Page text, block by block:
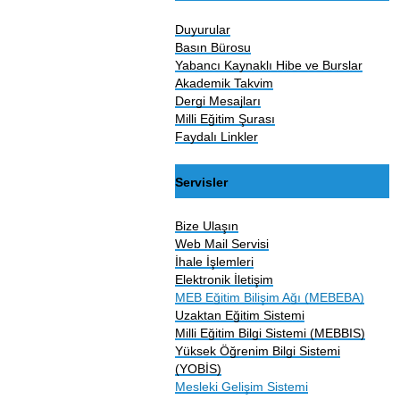
Duyurular
Basın Bürosu
Yabancı Kaynaklı Hibe ve Burslar
Akademik Takvim
Dergi Mesajları
Milli Eğitim Şurası
Faydalı Linkler
Servisler
Bize Ulaşın
Web Mail Servisi
İhale İşlemleri
Elektronik İletişim
MEB Eğitim Bilişim Ağı (MEBEBA)
Uzaktan Eğitim Sistemi
Milli Eğitim Bilgi Sistemi (MEBBIS)
Yüksek Öğrenim Bilgi Sistemi
(YOBİS)
Mesleki Gelişim Sistemi